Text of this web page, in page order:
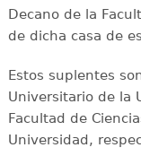
Decano de la
de dicha casa de
Estos suplentes
Universitario de la
Facultad de
Universidad,